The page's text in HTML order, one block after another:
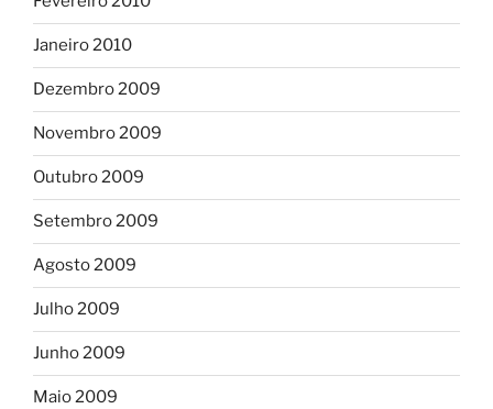
Janeiro 2010
Dezembro 2009
Novembro 2009
Outubro 2009
Setembro 2009
Agosto 2009
Julho 2009
Junho 2009
Maio 2009